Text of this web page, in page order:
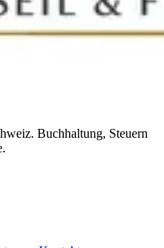
Buchhaltung, Steuern